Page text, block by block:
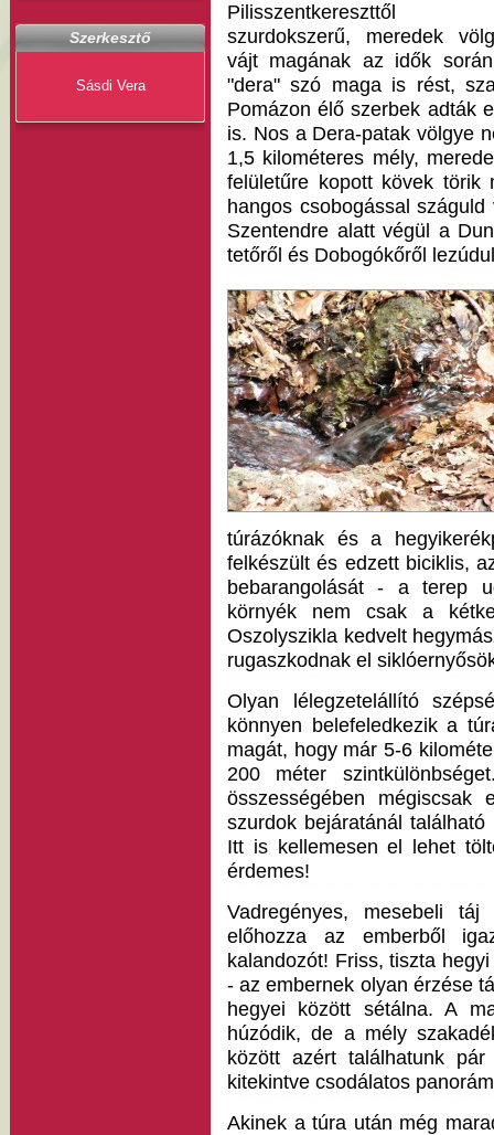
Pilisszentkereszttől
szurdokszerű, meredek
vájt magának az idők
"dera" szó maga is rést,
Pomázon élő szerbek adták
is. Nos a Dera-patak völgye
1,5 kilométeres mély,
felületűre kopott kövek
hangos csobogással
Szentendre alatt végül a
tetőről és Dobogókőről
túrázóknak és a
felkészült és edzett biciklis,
bebarangolását - a terep
környék nem csak a
Oszolyszikla kedvelt
rugaszkodnak el
Olyan lélegzetelállító
könnyen belefeledkezik a
magát, hogy már 5-6
200 méter
összességében
szurdok bejáratánál
Itt is kellemesen el lehet
érdemes!
Vadregényes, mesebeli
előhozza az emberből
kalandozót! Friss, tiszta
- az embernek olyan érzése
hegyei között sétálna. A
húzódik, de a mély
között azért találhatunk
kitekintve csodálatos
Akinek a túra után még
Szerkesztő
Sásdi Vera